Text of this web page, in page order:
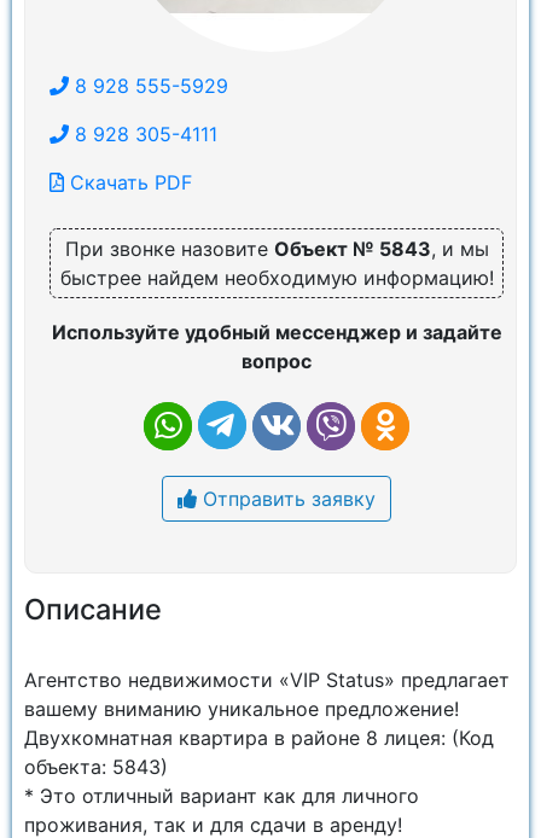
8 928 555-5929
8 928 305-4111
Скачать PDF
При звонке назовите Объект № 5843, и мы
быстрее найдем необходимую информацию!
Используйте удобный мессенджер и задайте
вопрос
Отправить заявку
Описание
Агентство недвижимости «VIP Status» предлагает
вашему вниманию уникальное предложение!
Двухкомнатная квартира в районе 8 лицея: (Код
объекта: 5843)
* Это отличный вариант как для личного
проживания, так и для сдачи в аренду!